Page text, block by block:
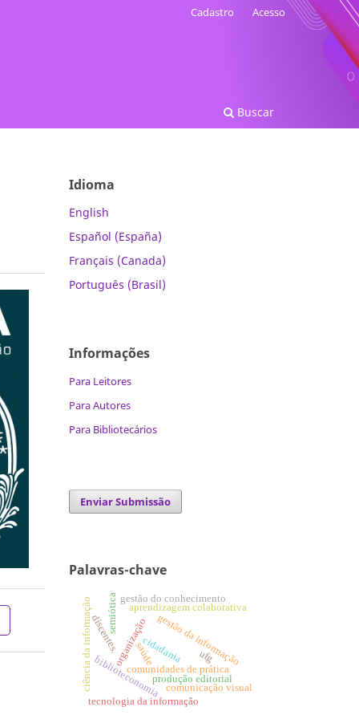
Buscar
Cadastro Acesso
Idioma
English
Español (España)
Français (Canada)
Português (Brasil)
Informações
Para Leitores
Para Autores
Para Bibliotecários
Enviar Submissão
Palavras-chave
gestão da informação
biblioteconomia
aprendizagem colaborativa
comunidades de prática
tecnologia da informação
gestão do conhecimento
organizaçãocidadania
ciência da informação saúde ufg
discentes.
semiótica
produção editorial
comunicação visual